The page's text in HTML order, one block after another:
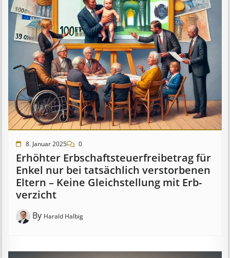
8. Januar 2025 0
Erhöhter Erb­schaft­steuer­frei­be­trag für
Enkel nur bei tat­säch­lich ver­storb­en­en
Eltern – Keine Gleich­stell­ung mit Erb­
verzicht
By Harald Halbig